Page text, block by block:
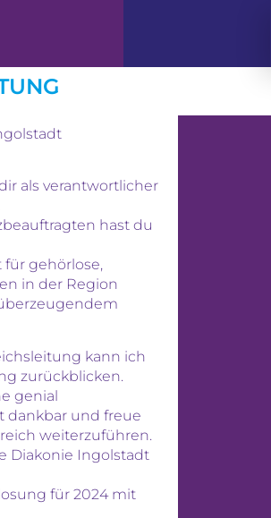
als verantwortlicher
hast du
für gehörlose,
in der Region
kann ich
zurückblicken.
genial
dankbar und freue
weiterzuführen.
Diakonie Ingolstadt
für 2024 mit